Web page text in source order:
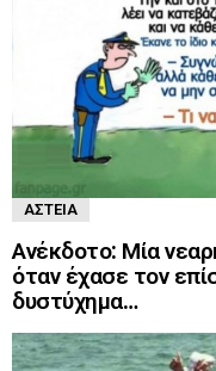
ΑΣΤΕΊΑ
Ανέκδοτο: Μία
όταν έχασε τον
δυστύχημα…